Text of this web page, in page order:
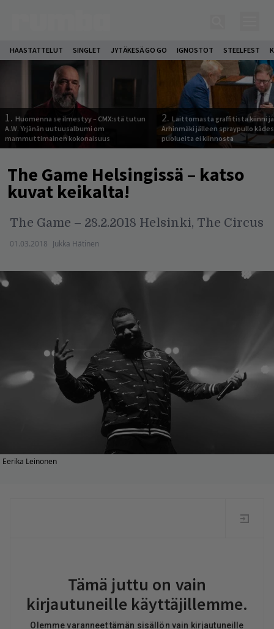
HAASTATTELUT SINGLET JYTÄKESÄ GO GO IGNOSTOT STEELFEST
1. Huomenna se ilmestyy – CMX:stä tutun
A.W. Yrjänän uutuusalbumi om
mammuttimainen kokonaisuus
2. Laittomasta graffitista kiinni
Arhinmäki jälleen spraypullo
puolueita ei kiinnosta
The Game Helsingissä – katso
kuvat keikalta!
The Game – 28.2.2018 Helsinki, The Circus
01.03.2018 Jukka Hätinen
Eerika Leinonen